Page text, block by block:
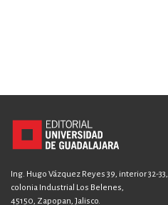
Ing. Hugo Vázquez Reyes 39, interior 32-33,
colonia Industrial Los Belenes,
45150, Zapopan, Jalisco.